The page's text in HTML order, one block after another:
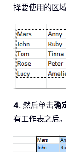
择要使用的区
4. 然后单击确
有工作表之后